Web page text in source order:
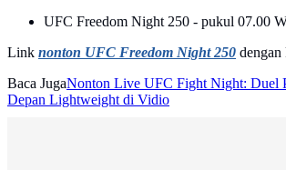
UFC Freedom Night 250 - pukul 07.00
Link nonton UFC Freedom Night 250 dengan
Baca JugaNonton Live UFC Fight Night: Duel
Depan Lightweight di Vidio